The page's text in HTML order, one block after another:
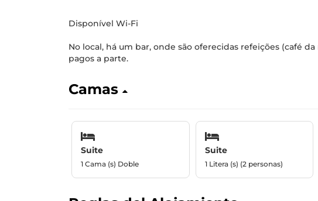
Disponível Wi-Fi
No local, há um bar, onde são oferecidas refeições (café
pagos a parte.
Camas
Suite
1 Cama (s) Doble
Suite
1 Litera (s) (2 personas)